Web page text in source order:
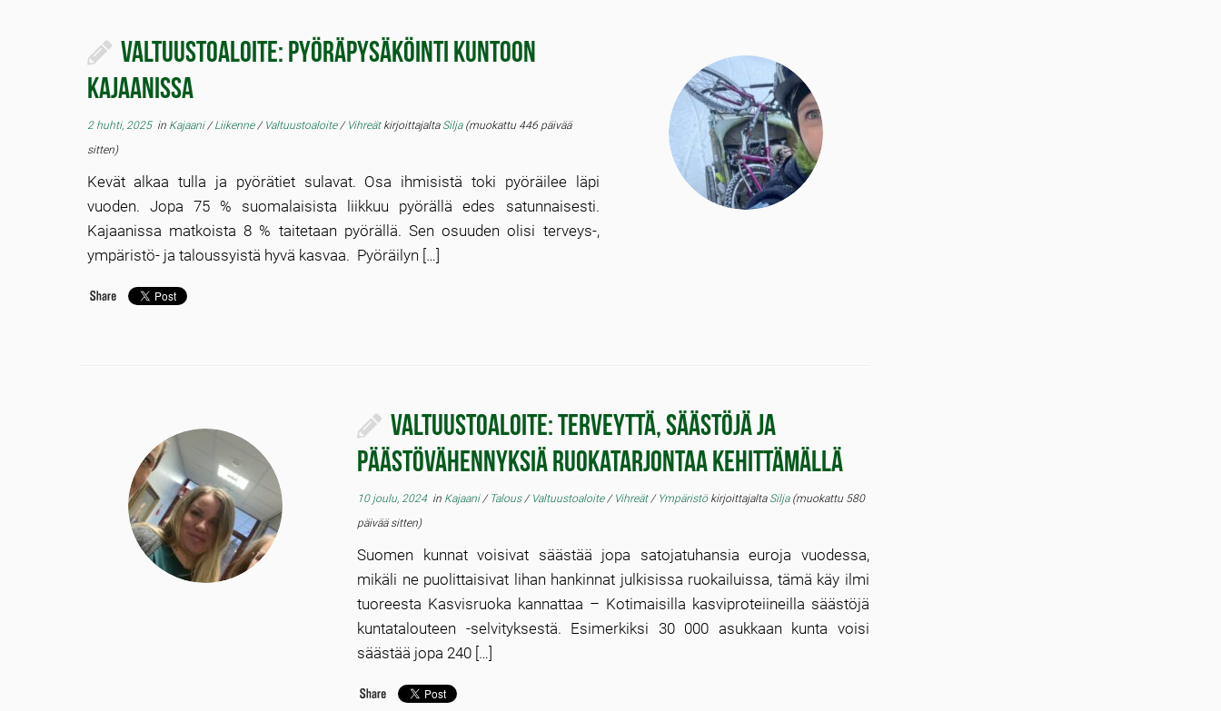
Valtuustoaloite: Pyöräpysäköinti kuntoon
Kajaanissa
2 huhti, 2025in Kajaani/Liikenne/ Valtuustoaloite/ Vihreät kirjoittajalta Silja(muokattu 446 päivää
sitten)
Kevät alkaa tulla ja pyörätiet sulavat. Osa ihmisistä toki pyöräilee läpi
vuoden. Jopa 75 % suomalaisista liikkuu pyörällä edes satunnaisesti.
Kajaanissa matkoista 8 % taitetaan pyörällä. Sen osuuden olisi terveys-,
ympäristö- ja taloussyistä hyvä kasvaa. Pyöräilyn […]
Valtuustoaloite: Terveyttä, säästöjä ja
päästövähennyksiä ruokatarjontaa kehittämällä
10 joulu, 2024in Kajaani/ Talous/ Valtuustoaloite/ Vihreät/ Ympäristö kirjoittajalta Silja(muokattu 580
päivää sitten)
Suomen kunnat voisivat säästää jopa satojatuhansia euroja vuodessa,
mikäli ne puolittaisivat lihan hankinnat julkisissa ruokailuissa, tämä käy ilmi
tuoreesta Kasvisruoka kannattaa – Kotimaisilla kasviproteiineilla säästöjä
kuntatalouteen -selvityksestä. Esimerkiksi 30 000 asukkaan kunta voisi
säästää jopa 240 […]